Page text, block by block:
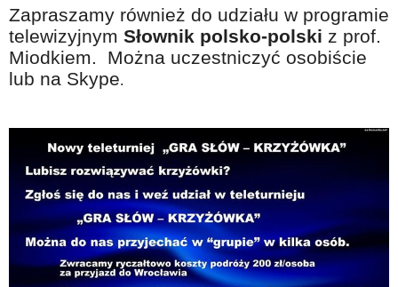
O finansach i społeczeństwie - edukacja nie tylko dla 60plus
Ciekawe książki
Stop samotności
Bezpiecznie i w zgodzie z prawem
Zapraszamy również do udziału w programie
telewizyjnym Słownik polsko-polski z prof.
Miodkiem. Można uczestniczyć osobiście
lub na Skype.